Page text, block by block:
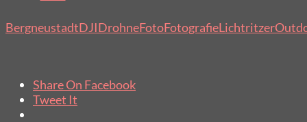
BergneustadtDJIDrohneFotoFotografieLichtritzer
Share On Facebook
Tweet It